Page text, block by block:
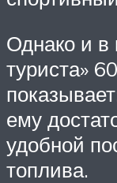
Однако и в
туриста»
ему
удобной
топлива.